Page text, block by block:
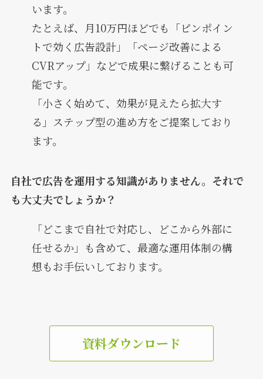
います。
たとえば、月10万円ほどでも「ピンポイン
トで効く広告設計」「ページ改善による
CVRアップ」などで成果に繋げることも可
能です。
「小さく始めて、効果が見えたら拡大す
る」ステップ型の進め方をご提案しており
ます。
自社で広告を運用する知識がありません。それで
も大丈夫でしょうか？
「どこまで自社で対応し、どこから外部に
任せるか」も含めて、最適な運用体制の構
想もお手伝いしております。
資料ダウンロード